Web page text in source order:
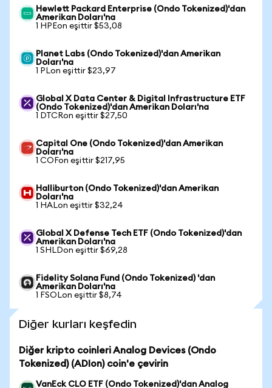
Hewlett Packard Enterprise (Ondo Tokenized)'dan
Amerikan Doları'na
1 HPEon eşittir $53,08
Planet Labs (Ondo Tokenized)'dan Amerikan
Doları'na
1 PLon eşittir $23,97
Global X Data Center & Digital Infrastructure ETF
(Ondo Tokenized)'dan Amerikan Doları'na
1 DTCRon eşittir $27,50
Capital One (Ondo Tokenized)'dan Amerikan
Doları'na
1 COFon eşittir $217,95
Halliburton (Ondo Tokenized)'dan Amerikan
Doları'na
1 HALon eşittir $32,24
Global X Defense Tech ETF (Ondo Tokenized)'dan
Amerikan Doları'na
1 SHLDon eşittir $69,28
Fidelity Solana Fund (Ondo Tokenized) 'dan
Amerikan Doları'na
1 FSOLon eşittir $8,74
Diğer kurları keşfedin
Diğer kripto coinleri Analog Devices (Ondo
Tokenized) (ADIon) coin'e çevirin
VanEck CLO ETF (Ondo Tokenized)'dan Analog